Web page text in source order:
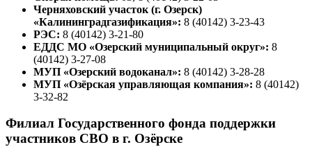
Черняховский участок (г. Озерск)
«Калининградгазификация»: 8 (40142) 3-23-43
РЭС: 8 (40142) 3-21-80
ЕДДС МО «Озерский муниципальный округ»: 8
(40142) 3-27-08
МУП «Озерский водоканал»: 8 (40142) 3-28-28
МУП «Озёрская управляющая компания»: 8 (40142)
3-32-82
Филиал Государственного фонда поддержки
участников СВО в г. Озёрске